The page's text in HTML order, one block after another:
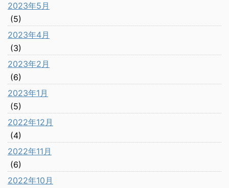
2023年5月
(5)
2023年4月
(3)
2023年2月
(6)
2023年1月
(5)
2022年12月
(4)
2022年11月
(6)
2022年10月